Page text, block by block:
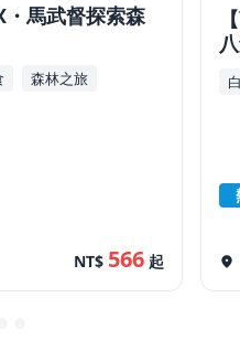
・馬武督探索森
森林之旅
NT$ 566 起 location_on